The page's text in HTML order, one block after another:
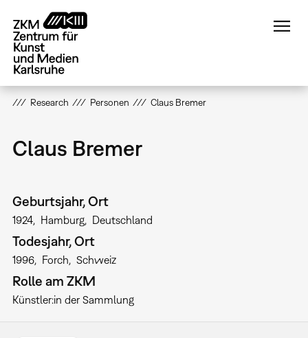
zum
Inhalt
Research Personen Claus Bremer
Claus Bremer
Geburtsjahr, Ort
1924 Hamburg Deutschland
Todesjahr, Ort
1996 Forch Schweiz
Rolle am ZKM
Künstler:in der Sammlung